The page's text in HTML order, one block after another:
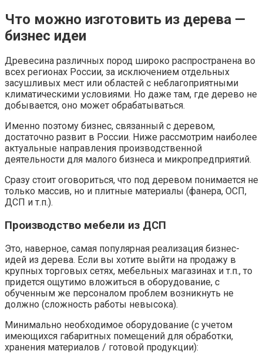
Что можно изготовить из дерева —
бизнес идеи
Древесина различных пород широко распространена во
всех регионах России, за исключением отдельных
засушливых мест или областей с неблагоприятными
климатическими условиями. Но даже там, где дерево не
добывается, оно может обрабатываться.
Именно поэтому бизнес, связанный с деревом,
достаточно развит в России. Ниже рассмотрим наиболее
актуальные направления производственной
деятельности для малого бизнеса и микропредприятий.
Сразу стоит оговориться, что под деревом понимается не
только массив, но и плитные материалы (фанера, ОСП,
ДСП и т.п.).
Производство мебели из ДСП
Это, наверное, самая популярная реализация бизнес-
идей из дерева. Если вы хотите выйти на продажу в
крупных торговых сетях, мебельных магазинах и т.п., то
придется ощутимо вложиться в оборудование, с
обученным же персоналом проблем возникнуть не
должно (сложность работы невысока).
Минимально необходимое оборудование (с учетом
имеющихся габаритных помещений для обработки,
хранения материалов / готовой продукции):